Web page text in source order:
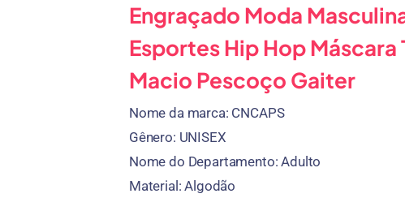
Engraçado Moda
Esportes Hip Hop Máscara
Macio Pescoço Gaiter
Nome da marca: CNCAPS
Gênero: UNISEX
Nome do Departamento:Adulto
Material:Algodão